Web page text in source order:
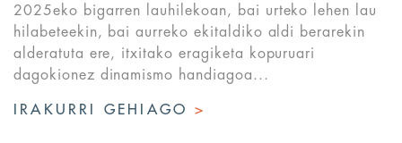
2025eko bigarren lauhilekoan, bai urteko lehen lau
hilabeteekin, bai aurreko ekitaldiko aldi berarekin
alderatuta ere, itxitako eragiketa kopuruari
dagokionez dinamismo handiagoa...
IRAKURRI GEHIAGO>